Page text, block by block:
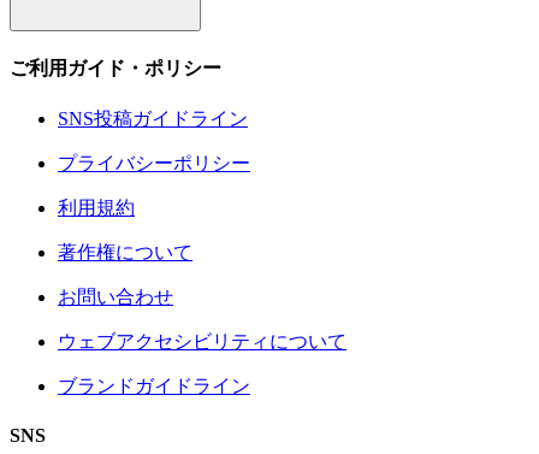
ご利用ガイド・ポリシー
SNS投稿ガイドライン
プライバシーポリシー
利用規約
著作権について
お問い合わせ
ウェブアクセシビリティについて
ブランドガイドライン
SNS